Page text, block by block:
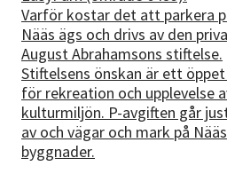
Varför kostar det att parkera
Nääs ägs och drivs av den
August Abrahamsons stiftelse.
Stiftelsens önskan är ett
för rekreation och upplevelse
kulturmiljön. P-avgiften går
av och vägar och mark på
byggnader.